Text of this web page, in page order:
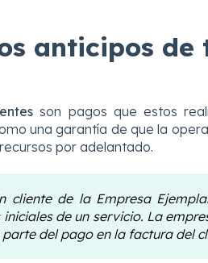
anticipos de
son pagos que estos
una garantía de que la
por adelantado.
cliente de la Empresa
de un servicio. La
del pago en la factura del